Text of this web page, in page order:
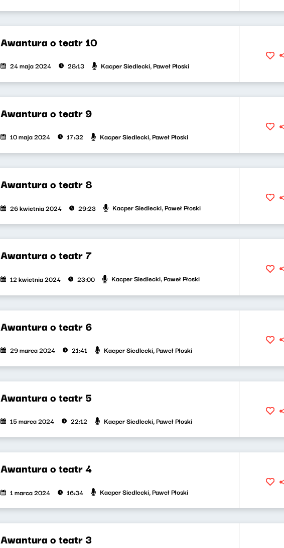
Awantura o teatr 10
24 maja 2024 28:13 Kacper Siedlecki, Paweł Płoski
Awantura o teatr 9
10 maja 2024 17:32 Kacper Siedlecki, Paweł Płoski
Awantura o teatr 8
26 kwietnia 2024 29:23 Kacper Siedlecki, Paweł Płoski
Awantura o teatr 7
12 kwietnia 2024 23:00 Kacper Siedlecki, Paweł Płoski
Awantura o teatr 6
29 marca 2024 21:41 Kacper Siedlecki, Paweł Płoski
Awantura o teatr 5
15 marca 2024 22:12 Kacper Siedlecki, Paweł Płoski
Awantura o teatr 4
1 marca 2024 16:34 Kacper Siedlecki, Paweł Płoski
Awantura o teatr 3